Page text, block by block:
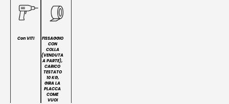
Con VITI
FISSAGGIO
CON
COLLA
(VENDUTA
A PARTE),
CARICO
TESTATO
10 KG,
GIRA LA
PLACCA
COME
VUOI